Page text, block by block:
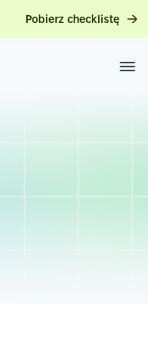
Pobierz checklistę